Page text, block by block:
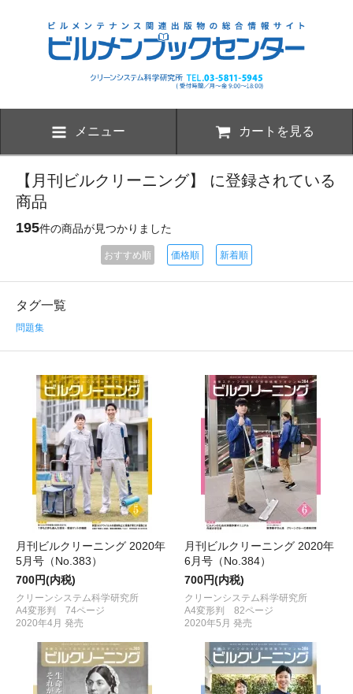
メニュー カートを見る
【月刊ビルクリーニング】 に登録されている
商品
195件の商品が見つかりました
おすすめ順 価格順 新着順
タグ一覧
問題集
月刊ビルクリーニング 2020年
5月号（No.383）
700円(内税)
クリーンシステム科学研究所
A4変形判 74ページ
2020年4月 発売
月刊ビルクリーニング 2020年
6月号（No.384）
700円(内税)
クリーンシステム科学研究所
A4変形判 82ページ
2020年5月 発売